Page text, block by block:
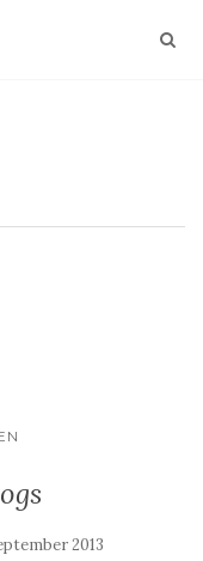
2013